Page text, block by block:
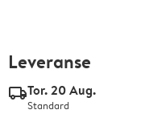
Leveranse
delivery_standard_v2Tor. 20 Aug.
Standard